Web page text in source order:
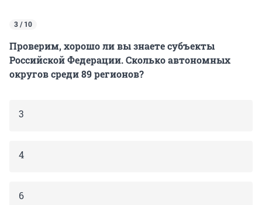
3 / 10
Проверим, хорошо ли вы знаете субъекты
Российской Федерации. Сколько автономных
округов среди 89 регионов?
3
4
6